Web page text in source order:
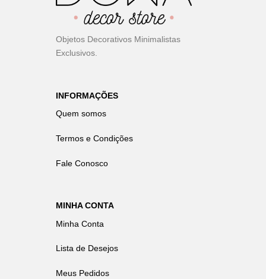
Objetos Decorativos Minimalistas
Exclusivos.
INFORMAÇÕES
Quem somos
Termos e Condições
Fale Conosco
MINHA CONTA
Minha Conta
Lista de Desejos
Meus Pedidos